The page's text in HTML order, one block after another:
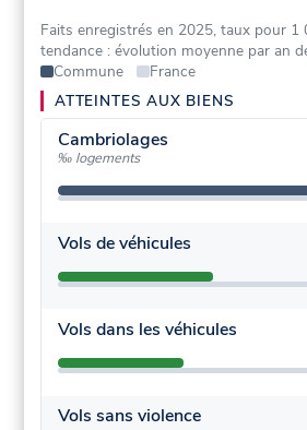
Faits enregistrés en 2025, taux pour 1
tendance : évolution moyenne par an
Commune
France
ATTEINTES AUX BIENS
Cambriolages
‰ logements
Vols de véhicules
Vols dans les véhicules
Vols sans violence